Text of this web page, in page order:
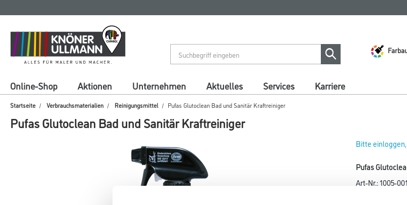
springen
springen
Online-Shop Aktionen Unternehmen Aktuelles Services Karriere
Startseite Verbrauchsmaterialien Reinigungsmittel Pufas Glutoclean Bad und Sanitär Kraftreiniger
Pufas Glutoclean Bad und Sanitär Kraftreiniger
Bitte
Pufas
Art-Nr.:1005-